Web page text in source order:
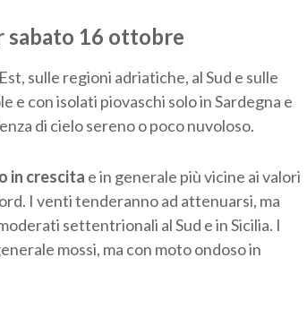
sabato 16 ottobre
sulle regioni adriatiche, al Sud e sulle
e con isolati piovaschi solo in Sardegna e
di cielo sereno o poco nuvoloso.
in crescita e in generale più vicine ai valori
I venti tenderanno ad attenuarsi, ma
settentrionali al Sud e in Sicilia. I
mossi, ma con moto ondoso in